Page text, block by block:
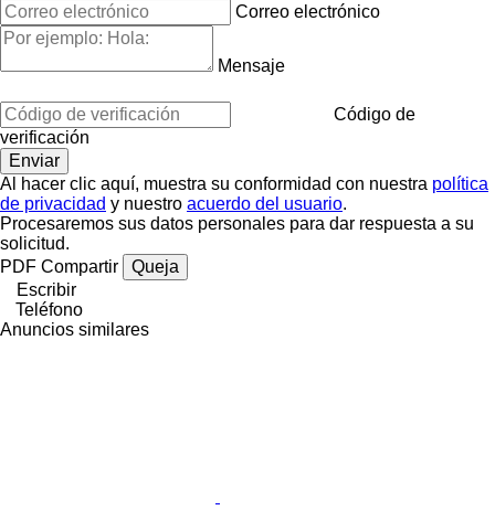
Correo electrónico
Mensaje
Código de
verificación
Al hacer clic aquí, muestra su conformidad con nuestra política
de privacidad y nuestro acuerdo del usuario.
Procesaremos sus datos personales para dar respuesta a su
solicitud.
PDF Compartir
Queja
Escribir
Teléfono
Anuncios similares